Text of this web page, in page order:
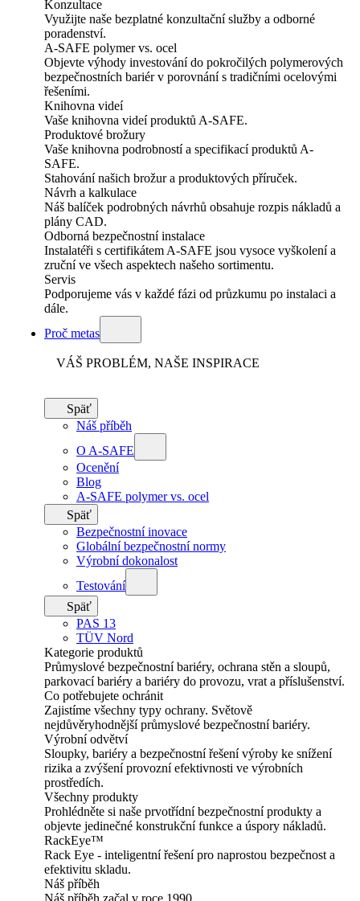
Konzultace
Využijte naše bezplatné konzultační služby a odborné
poradenství.
A-SAFE polymer vs. ocel
Objevte výhody investování do pokročilých polymerových
bezpečnostních bariér v porovnání s tradičními ocelovými
řešeními.
Knihovna videí
Vaše knihovna videí produktů A-SAFE.
Produktové brožury
Vaše knihovna podrobností a specifikací produktů A-
SAFE.
Stahování našich brožur a produktových příruček.
Návrh a kalkulace
Náš balíček podrobných návrhů obsahuje rozpis nákladů a
plány CAD.
Odborná bezpečnostní instalace
Instalatéři s certifikátem A-SAFE jsou vysoce vyškolení a
zruční ve všech aspektech našeho sortimentu.
Servis
Podporujeme vás v každé fázi od průzkumu po instalaci a
dále.
Proč metas
VÁŠ PROBLÉM, NAŠE INSPIRACE
Späť
Náš příběh
O A-SAFE
Ocenění
Blog
A-SAFE polymer vs. ocel
Späť
Bezpečnostní inovace
Globální bezpečnostní normy
Výrobní dokonalost
Testování
Späť
PAS 13
TÜV Nord
Kategorie produktů
Průmyslové bezpečnostní bariéry, ochrana stěn a sloupů,
parkovací bariéry a bariéry do provozu, vrat a příslušenství.
Co potřebujete ochránit
Zajistíme všechny typy ochrany. Světově
nejdůvěryhodnější průmyslové bezpečnostní bariéry.
Výrobní odvětví
Sloupky, bariéry a bezpečnostní řešení výroby ke snížení
rizika a zvýšení provozní efektivnosti ve výrobních
prostředích.
Všechny produkty
Prohlédněte si naše prvotřídní bezpečnostní produkty a
objevte jedinečné konstrukční funkce a úspory nákladů.
RackEye™
Rack Eye - inteligentní řešení pro naprostou bezpečnost a
efektivitu skladu.
Náš příběh
Náš příběh začal v roce 1990.